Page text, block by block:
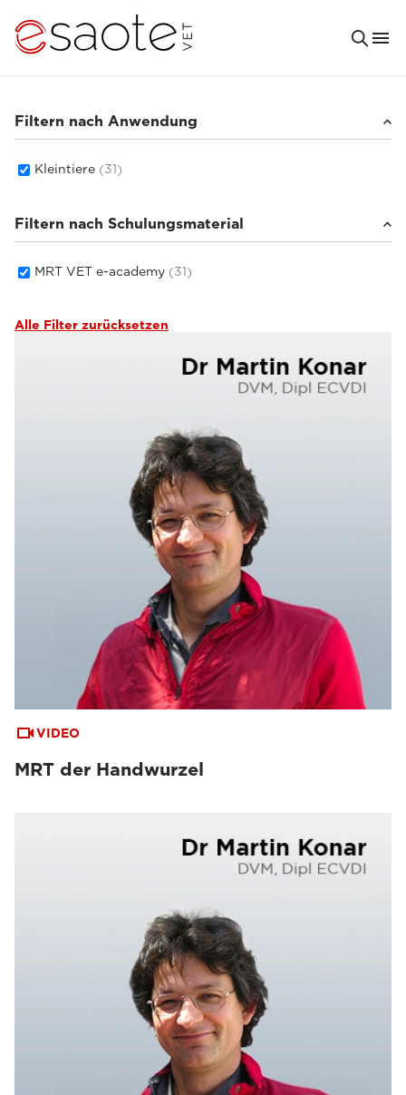
Filtern nach Anwendung
Kleintiere (31)
Filtern nach Schulungsmaterial
MRT VET e-academy (31)
Alle Filter zurücksetzen
VIDEO
MRT der Handwurzel